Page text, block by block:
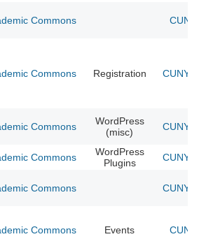
Commons
Commons Registration CUNY
Commons
WordPress
(misc)
CUNY
Commons
WordPress
Plugins
CUNY
Commons CUNY
Commons Events